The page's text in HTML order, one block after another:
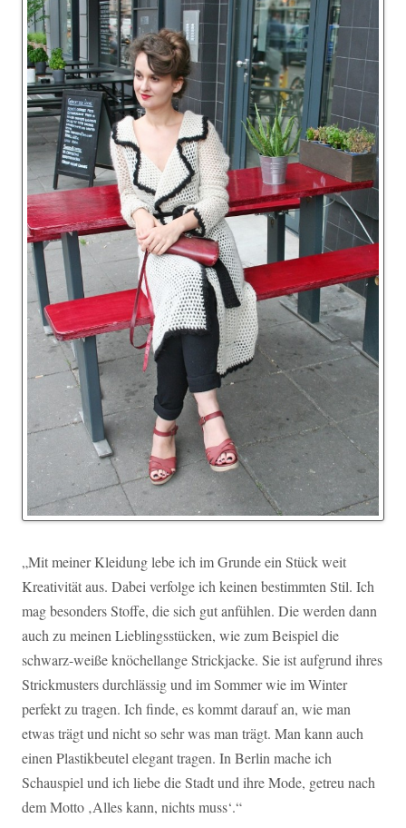
„Mit meiner Kleidung lebe ich im Grunde ein Stück weit
Kreativität aus. Dabei verfolge ich keinen bestimmten Stil. Ich
mag besonders Stoffe, die sich gut anfühlen. Die werden dann
auch zu meinen Lieblingsstücken, wie zum Beispiel die
schwarz-weiße knöchellange Strickjacke. Sie ist aufgrund ihres
Strickmusters durchlässig und im Sommer wie im Winter
perfekt zu tragen. Ich finde, es kommt darauf an, wie man
etwas trägt und nicht so sehr was man trägt. Man kann auch
einen Plastikbeutel elegant tragen. In Berlin mache ich
Schauspiel und ich liebe die Stadt und ihre Mode, getreu nach
dem Motto ‚Alles kann, nichts muss‘.“